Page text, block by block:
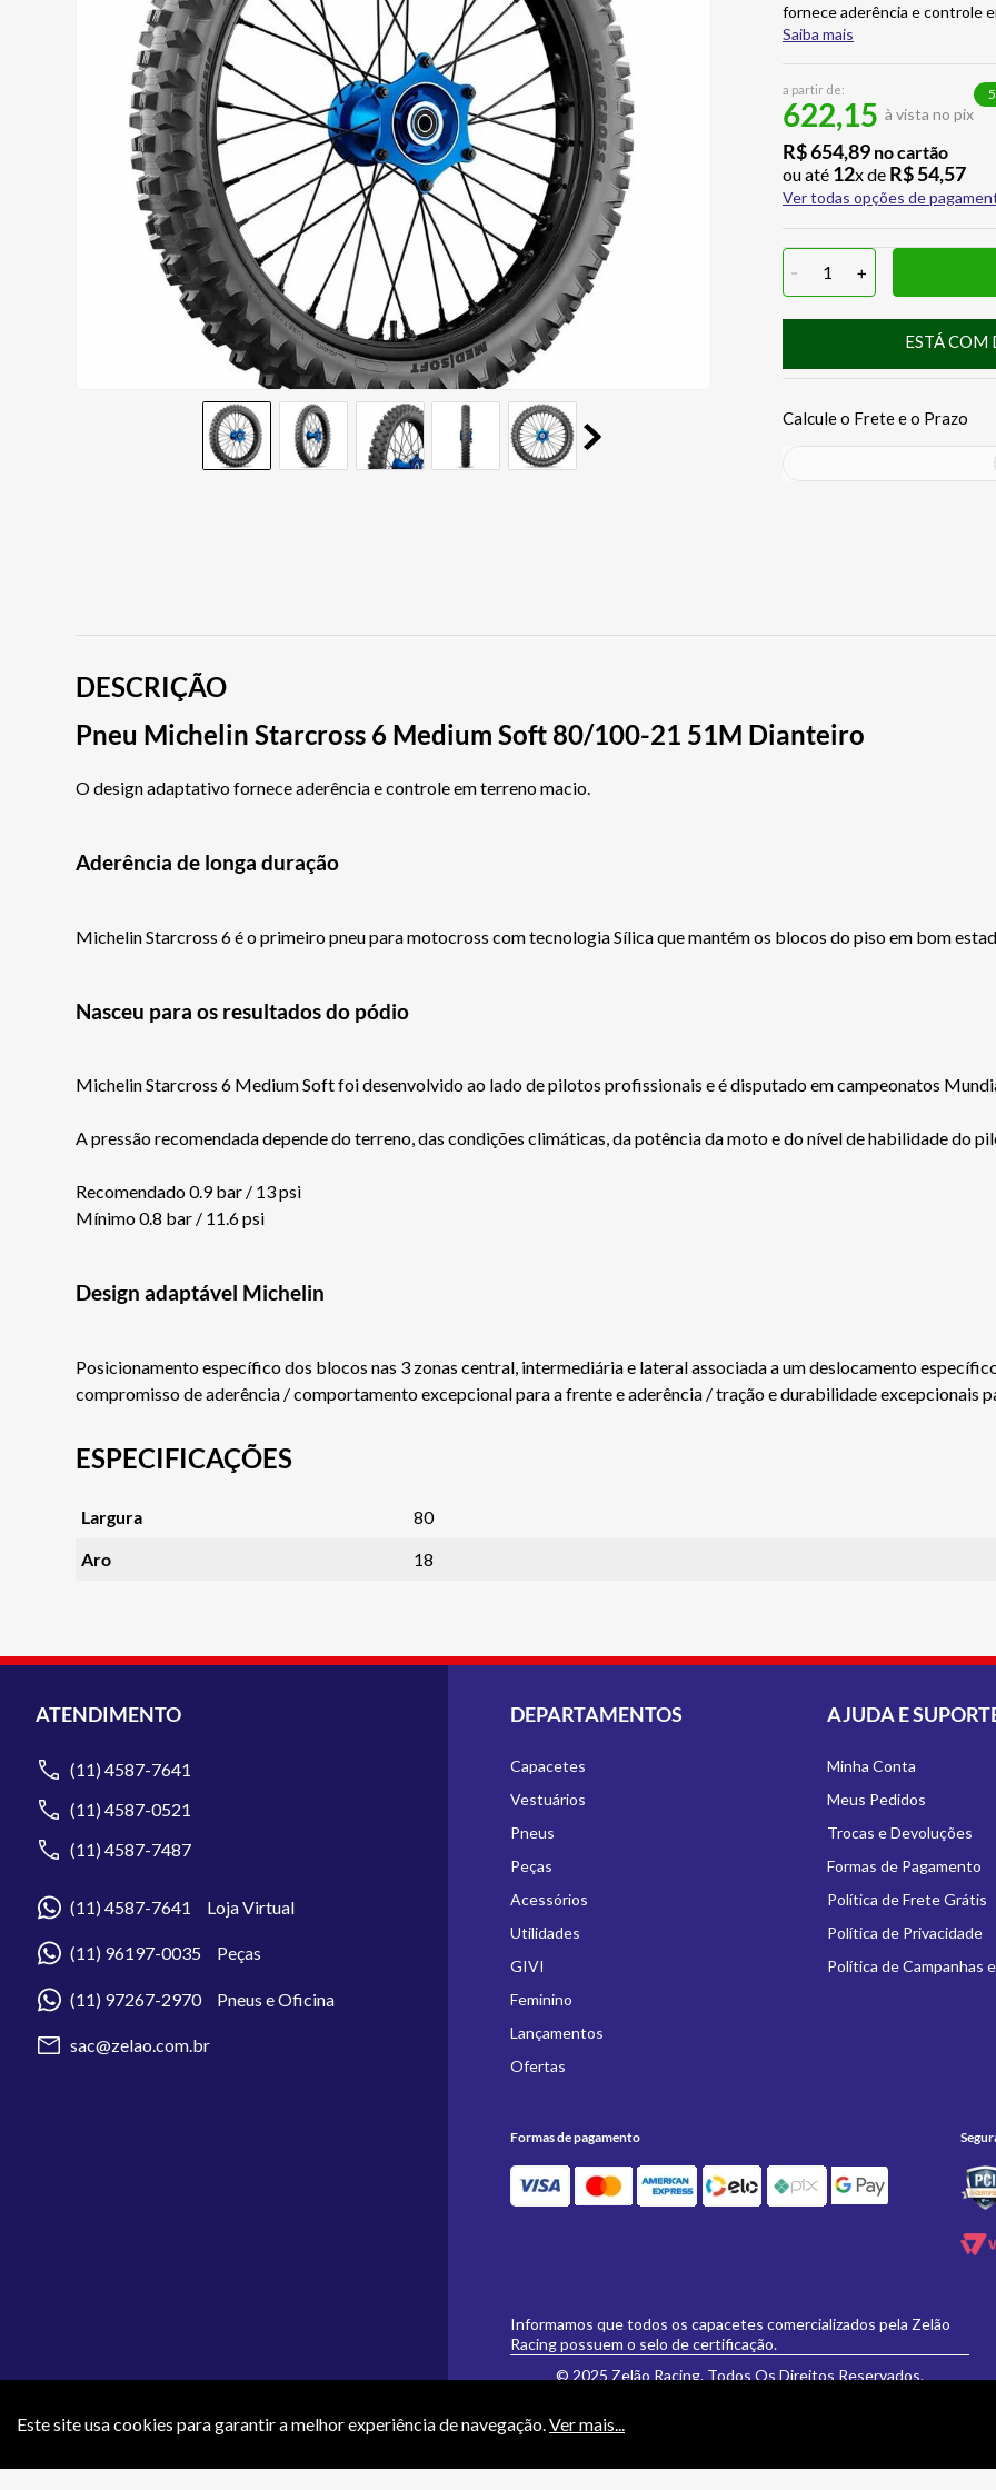
Este site usa cookies para garantir a melhor experiência de navegação.Ver mais...
fornece aderência e controle
Saiba mais
a partir de:
622,15 à vista no pix
5
R$654,89 no cartão
ou até 12x de R$54,57
Ver todas opções de
- 1 +
ESTÁ COM
DESCRIÇÃO
Pneu Michelin Starcross 6 Medium Soft 80/100-21 51M Dianteiro
O design adaptativo fornece aderência e controle em terreno macio.
Aderência de longa duração
Michelin Starcross 6 é o primeiro pneu para motocross com tecnologia Sílica que mantém os blocos do piso em bom
Nasceu para os resultados do pódio
Michelin Starcross 6 Medium Soft foi desenvolvido ao lado de pilotos profissionais e é disputado em campeonatos
A pressão recomendada depende do terreno, das condições climáticas, da potência da moto e do nível de habilidade do
Recomendado 0.9 bar / 13 psi
Mínimo 0.8 bar / 11.6 psi
Design adaptável Michelin
Posicionamento específico dos blocos nas 3 zonas central, intermediária e lateral associada a um deslocamento
compromisso de aderência / comportamento excepcional para a frente e aderência / tração e durabilidade excepcionais
ESPECIFICAÇÕES
Largura 80
Aro 18
ATENDIMENTO
(11) 4587-7641
(11) 4587-0521
(11) 4587-7487
(11) 4587-7641 Loja Virtual
(11) 96197-0035 Peças
(11) 97267-2970 Pneus e Oficina
sac@zelao.com.br
DEPARTAMENTOS
Capacetes
Vestuários
Pneus
Peças
Acessórios
Utilidades
GIVI
Feminino
Lançamentos
Ofertas
AJUDA E
Minha Conta
Meus Pedidos
Trocas e Devoluções
Formas de Pagamento
Política de Frete Grátis
Política de Privacidade
Política de Campanhas
Formas de pagamento
Informamos que todos os capacetes comercializados pela Zelão
Racing possuem o selo de certificação.
© 2025 Zelão Racing. Todos Os Direitos Reservados.
efetivamente formulados e aceitos não se aplicarão eventuais alterações posteriores de
9º CALÇA
10º BOTAS